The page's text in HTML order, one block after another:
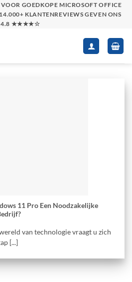
GOEDKOPE MICROSOFT OFFICE
KLANTENREVIEWS GEVEN ONS
4.8 ★★★★☆
11 Pro Een Noodzakelijke
van technologie vraagt u zich
[...]